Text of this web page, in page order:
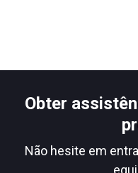
Obter
Não hesite em
Mais